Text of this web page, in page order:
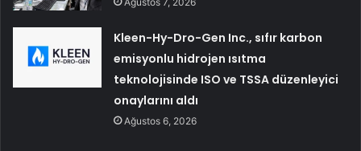
Kleen-Hy-Dro-Gen Inc., sıfır karbon
emisyonlu hidrojen ısıtma
teknolojisinde ISO ve TSSA düzenleyici
onaylarını aldı
Ağustos 6, 2026